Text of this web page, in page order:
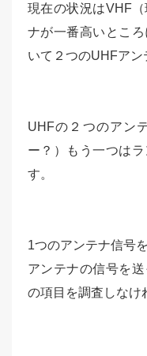
現在の状況はVHF
ナが一番高いとこ
いて２つのUHFアン
UHFの２つのアン
ー？）もう一つは
す。
1つのアンテナ信号
アンテナの信号を
の項目を調査しなけ